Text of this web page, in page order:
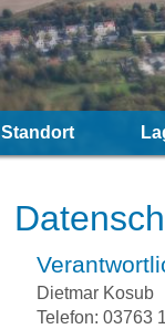
Standort
Dietmar Kosub
Telefon: 03763